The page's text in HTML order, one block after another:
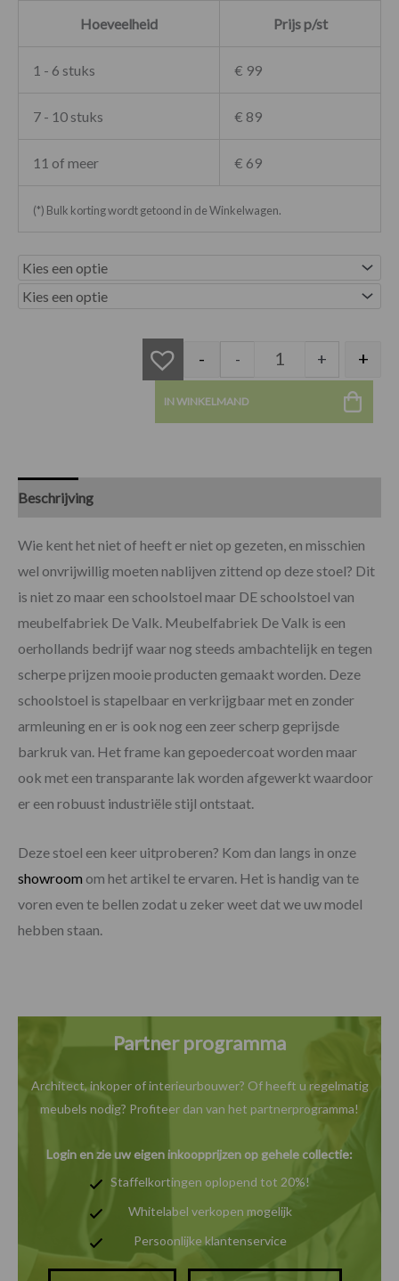
Hoeveelheid Prijs p/st
1 - 6 stuks € 99
7 - 10 stuks € 89
11 of meer € 69
(*) Bulk korting wordt getoond in de Winkelwagen.
Schoolstoel 3106
- - + +
IN WINKELMAND
Beschrijving
Wie kent het niet of heeft er niet op gezeten, en misschien
wel onvrijwillig moeten nablijven zittend op deze stoel? Dit
is niet zo maar een schoolstoel maar DE schoolstoel van
meubelfabriek De Valk. Meubelfabriek De Valk is een
oerhollands bedrijf waar nog steeds ambachtelijk en tegen
scherpe prijzen mooie producten gemaakt worden. Deze
schoolstoel is stapelbaar en verkrijgbaar met en zonder
armleuning en er is ook nog een zeer scherp geprijsde
barkruk van. Het frame kan gepoedercoat worden maar
ook met een transparante lak worden afgewerkt waardoor
er een robuust industriële stijl ontstaat.
Deze stoel een keer uitproberen? Kom dan langs in onze
showroom om het artikel te ervaren. Het is handig van te
voren even te bellen zodat u zeker weet dat we uw model
hebben staan.
Partner programma
Architect, inkoper of interieurbouwer? Of heeft u regelmatig
meubels nodig? Profiteer dan van het partnerprogramma!
Login en zie uw eigen inkoopprijzen op gehele collectie:
Staffelkortingen oplopend tot 20%!
Whitelabel verkopen mogelijk
Persoonlijke klantenservice